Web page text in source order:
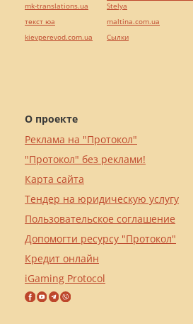
О проекте
Реклама на "Протокол"
"Протокол" без реклами!
Карта сайта
Тендер на юридическую услугу
Пользовательское соглашение
Допомогти ресурсу "Протокол"
Кредит онлайн
iGaming Protocol
mk-translations.ua
текст юа
kievperevod.com.ua
Stelya
maltina.com.ua
Cылки